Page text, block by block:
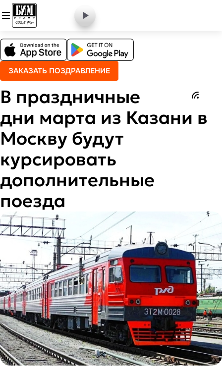
ЗАКАЗАТЬ ПОЗДРАВЛЕНИЕ
В праздничные
дни марта из Казани в
Москву будут
курсировать
дополнительные
поезда